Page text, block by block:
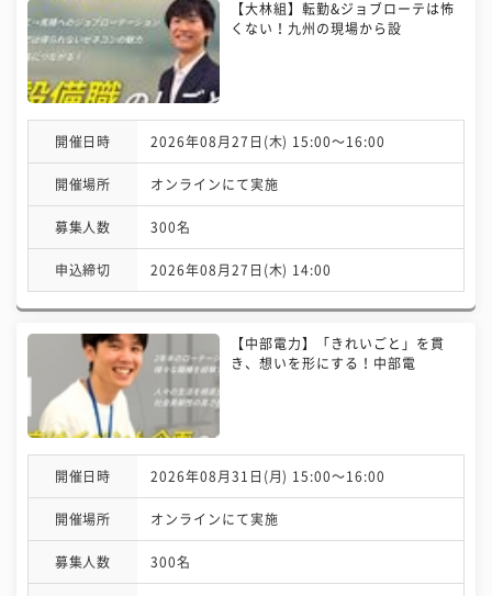
【大林組】転勤&ジョブローテは怖
くない！九州の現場から設
開催日時 2026年08月27日(木) 15:00〜16:00
開催場所 オンラインにて実施
募集人数 300名
申込締切 2026年08月27日(木) 14:00
【中部電力】「きれいごと」を貫
き、想いを形にする！中部電
開催日時 2026年08月31日(月) 15:00〜16:00
開催場所 オンラインにて実施
募集人数 300名